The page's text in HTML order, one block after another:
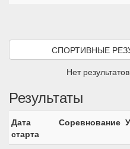
СПОРТИВНЫЕ
Нет
Результаты
Дата
старта
Соревнование